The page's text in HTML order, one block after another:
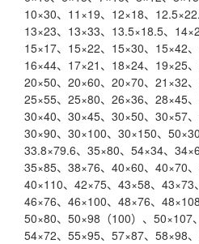
10×30、11×19、12×18、
13×23、13×33、13.5×18.5、
15×17、15×22、15×30、15×42
16×44、17×21、18×24、19×25
20×50、20×60、20×70、21×32
25×55、25×80、26×36、28×45
30×40、30×45、30×50、30×57
30×90、30×100、30×150、
33.8×79.6、35×80、54×34、
35×85、38×76、40×60、40×70
40×110、42×75、43×58、43×73
46×76、46×100、48×76、
50×80、50×98（100）、50×107
54×72、55×95、57×87、58×98